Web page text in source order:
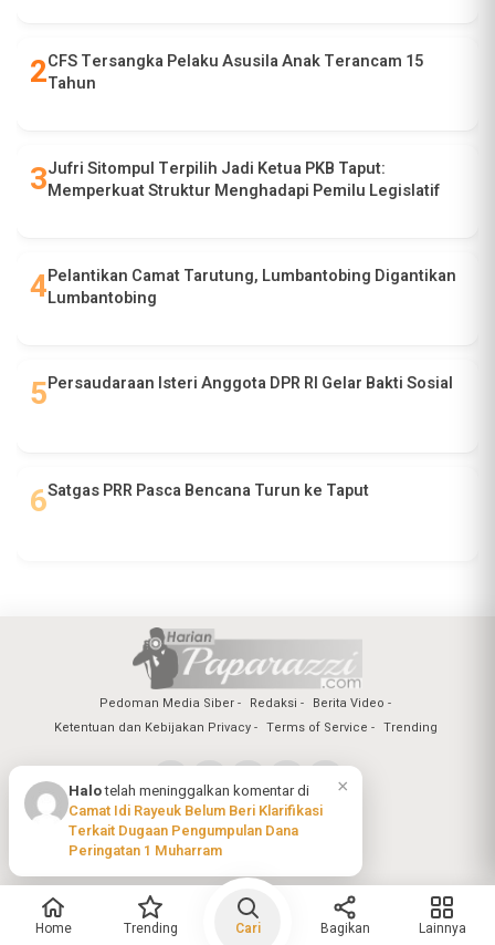
CFS Tersangka Pelaku Asusila Anak Terancam 15
Tahun
Jufri Sitompul Terpilih Jadi Ketua PKB Taput:
Memperkuat Struktur Menghadapi Pemilu Legislatif
Pelantikan Camat Tarutung, Lumbantobing Digantikan
Lumbantobing
Persaudaraan Isteri Anggota DPR RI Gelar Bakti Sosial
Satgas PRR Pasca Bencana Turun ke Taput
Pedoman Media Siber Redaksi
Berita Video
Ketentuan dan Kebijakan Privacy
Terms of Service Trending
Copyright @2026 Harian Paparazzi
All Rights Reserved
Home Trending Cari Bagikan Lainnya
×
Halotelah meninggalkan komentar di
Camat Idi Rayeuk Belum Beri Klarifikasi
Terkait Dugaan Pengumpulan Dana
Peringatan 1 Muharram